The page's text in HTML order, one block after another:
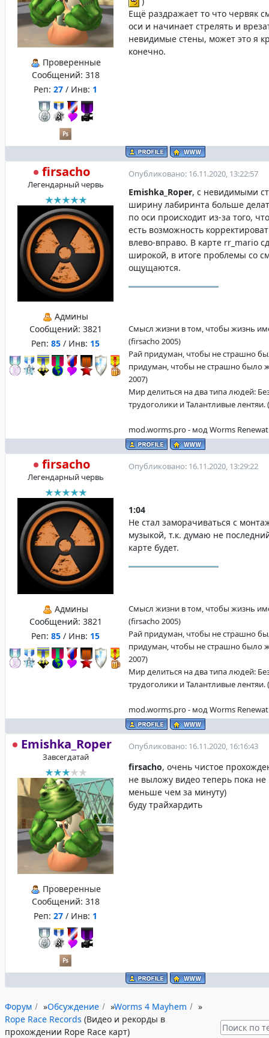
Проверенные
Сообщений: 318
Реп: 27 / Инв: 1
Ещё раздражает то что червяк
оси и начинает стрелять и
невидимые стены, может это я
конечно.
firsacho
Легендарный червь
Админы
Сообщений: 3821
Реп: 85 / Инв: 15
Опубликовано: 16.11.2020, 13:22:57
Emishka_Roper, с невидимыми
ширину лабиринта больше
по оси происходит из-за того,
есть возможность
влево-вправо. В карте rr_mario
широкой, в итоге проблемы со
ощущаются.
Смысл жизни в том, чтобы жизнь
(firsacho 2005)
Рай придуман, чтобы не страшно
придуман, чтобы не страшно было
2007)
Мир делиться на два типа людей:
трудоголики и Талантливые лентяи.
mod.worms.pro - мод Worms
firsacho
Легендарный червь
Админы
Сообщений: 3821
Реп: 85 / Инв: 15
Опубликовано: 16.11.2020, 13:29:22
1:04
Не стал заморачиваться с
музыкой, т.к. думаю не
карте будет.
Смысл жизни в том, чтобы жизнь
(firsacho 2005)
Рай придуман, чтобы не страшно
придуман, чтобы не страшно было
2007)
Мир делиться на два типа людей:
трудоголики и Талантливые лентяи.
mod.worms.pro - мод Worms
Emishka_Roper
Завсегдатай
Проверенные
Сообщений: 318
Реп: 27 / Инв: 1
Опубликовано: 16.11.2020, 16:16:43
firsacho, очень чистое
не выложу видео теперь пока не
меньше чем за минуту)
буду трайхардить
Форум »Обсуждение »Worms 4 Mayhem
»
Rope Race Records (Видео и рекорды в
прохождении Rope Race карт)